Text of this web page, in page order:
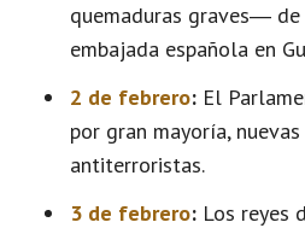
quemaduras graves―
embajada española en
2 de febrero: El
por gran mayoría,
antiterroristas.
3 de febrero: Los reyes